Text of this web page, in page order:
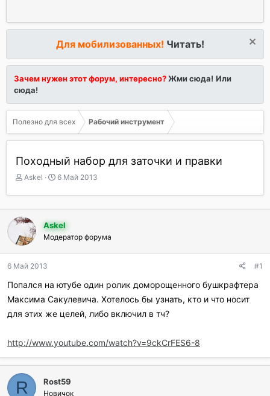
Для мобилизованных! Читать!
Зачем нужен этот форум, интересно?Жми сюда! Или
сюда!
Полезно для всех Рабочий инструмент
Походный набор для заточки и правки
А
т
о
р
т
е
м
ы
Askel
Д
т
а
н
а
ч
а
6 Май 2013
Askel
Модератор форума
6 Май 2013 #1
Попался на ютубе один ролик доморощенного бушкрафтера
Максима Сакулевича. Хотелось бы узнать, кто и что носит
для этих же целей, либо включил в тч?
http://www.youtube.com/watch?v=9ckCrFES6-8
R Rost59
Новичок